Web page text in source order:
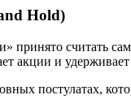
Hold)
принято считать
акции и
постулатах,